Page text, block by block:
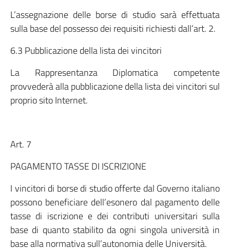
L’assegnazione delle borse di studio sarà effettuata
sulla base del possesso dei requisiti richiesti dall’art. 2.
6.3 Pubblicazione della lista dei vincitori
La Rappresentanza Diplomatica competente
provvederà alla pubblicazione della lista dei vincitori sul
proprio sito Internet.
Art. 7
PAGAMENTO TASSE DI ISCRIZIONE
I vincitori di borse di studio offerte dal Governo italiano
possono beneficiare dell’esonero dal pagamento delle
tasse di iscrizione e dei contributi universitari sulla
base di quanto stabilito da ogni singola università in
base alla normativa sull’autonomia delle Università.